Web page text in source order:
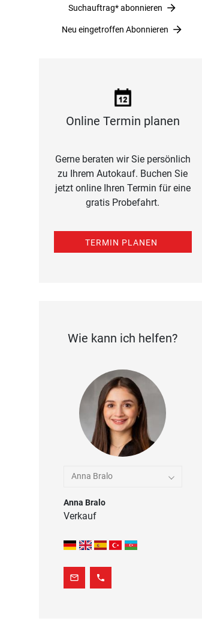
Suchauftrag* abonnieren
Neu eingetroffen Abonnieren
Online Termin planen
Gerne beraten wir Sie persönlich
zu Ihrem Autokauf. Buchen Sie
jetzt online Ihren Termin für eine
gratis Probefahrt.
TERMIN PLANEN
Wie kann ich helfen?
Anna Bralo
Anna Bralo
Verkauf
mail_outline phone